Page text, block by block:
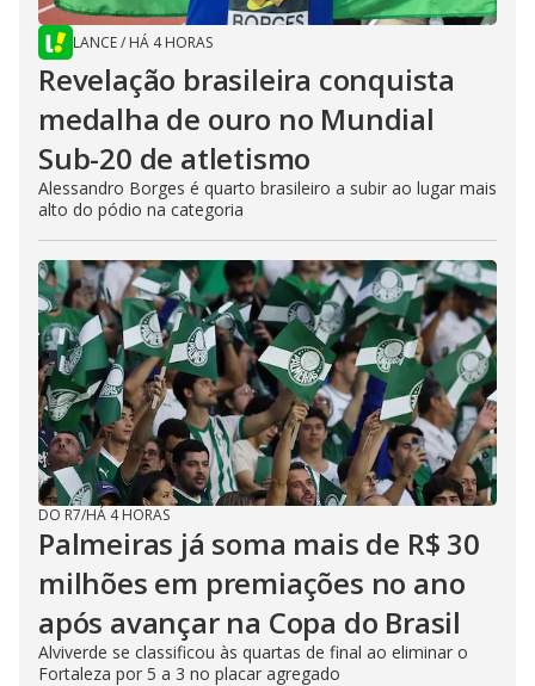
LANCE/ HÁ 4 HORAS
Revelação brasileira conquista
medalha de ouro no Mundial
Sub-20 de atletismo
Alessandro Borges é quarto brasileiro a subir ao lugar mais
alto do pódio na categoria
DO R7/HÁ 4 HORAS
Palmeiras já soma mais de R$ 30
milhões em premiações no ano
após avançar na Copa do Brasil
Alviverde se classificou às quartas de final ao eliminar o
Fortaleza por 5 a 3 no placar agregado